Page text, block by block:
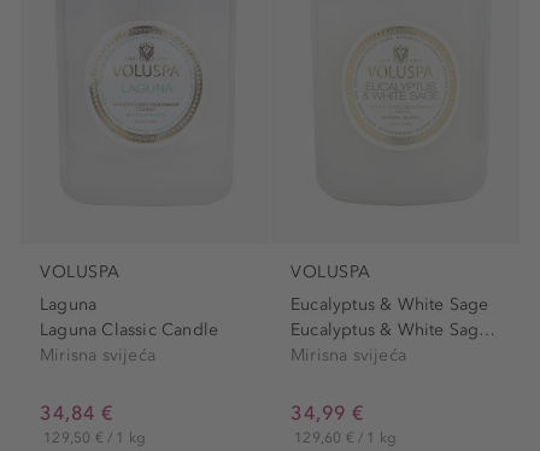
VOLUSPA
Laguna
Laguna Classic Candle
Mirisna svijeća
34,84 €
129,50 € / 1 kg
VOLUSPA
Eucalyptus & White Sage
Eucalyptus & White Sage...
Mirisna svijeća
34,99 €
129,60 € / 1 kg